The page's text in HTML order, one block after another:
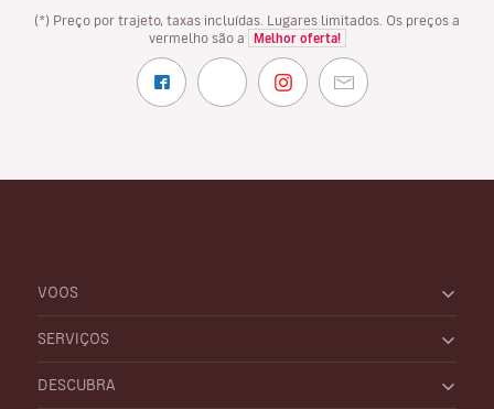
(*) Preço por trajeto, taxas incluídas. Lugares limitados. Os preços a
vermelho são a
Melhor oferta!
VOOS
SERVIÇOS
DESCUBRA